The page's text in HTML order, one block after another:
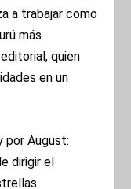
a trabajar como
más
quien
en un
por August:
dirigir el